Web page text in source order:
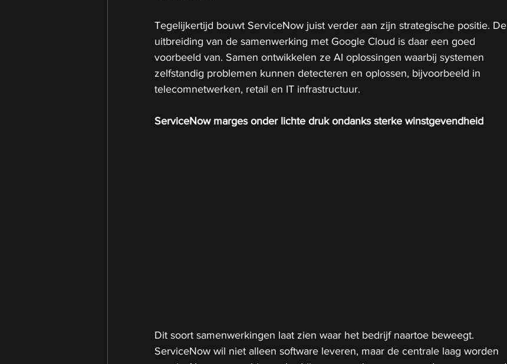
Tegelijkertijd bouwt ServiceNow juist verder aan zijn strategische positie. De
uitbreiding van de samenwerking met Google Cloud is daar een goed
voorbeeld van. Samen ontwikkelen ze AI oplossingen waarbij systemen
zelfstandig problemen kunnen detecteren en oplossen, bijvoorbeeld in
telecomnetwerken, retail en IT infrastructuur.
ServiceNow marges onder lichte druk ondanks sterke winstgevendheid
Dit soort samenwerkingen laat zien waar het bedrijf naartoe beweegt.
ServiceNow wil niet alleen software leveren, maar de centrale laag worden